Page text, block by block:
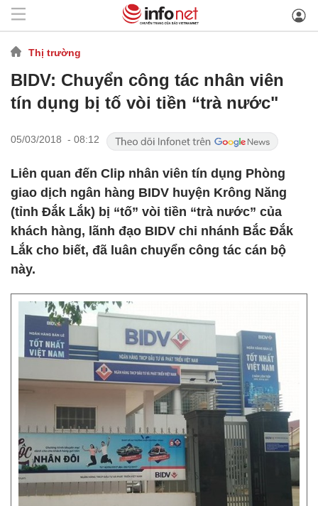
Thị trường
BIDV: Chuyển công tác nhân viên
tín dụng bị tố vòi tiền “trà nước"
05/03/2018 - 08:12
Liên quan đến Clip nhân viên tín dụng Phòng
giao dịch ngân hàng BIDV huyện Krông Năng
(tỉnh Đắk Lắk) bị “tố” vòi tiền “trà nước” của
khách hàng, lãnh đạo BIDV chi nhánh Bắc Đắk
Lắk cho biết, đã luân chuyển công tác cán bộ
này.